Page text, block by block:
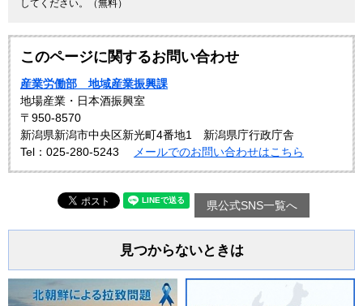
してください。（無料）
このページに関するお問い合わせ
産業労働部 地域産業振興課
地場産業・日本酒振興室
〒950-8570
新潟県新潟市中央区新光町4番地1 新潟県庁行政庁舎
Tel：025-280-5243
メールでのお問い合わせはこちら
県公式SNS一覧へ
見つからないときは